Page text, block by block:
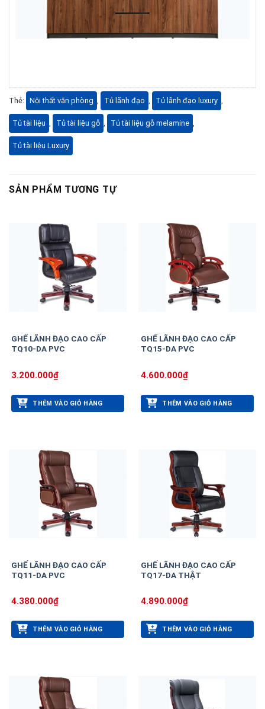
Thẻ: Nội thất văn phòng Tủ lãnh đạo Tủ lãnh đạo luxury
Tủ tài liệu Tủ tài liệu gỗ Tủ tài liệu gỗ melamine
Tủ tài liệu Luxury
SẢN PHẨM TƯƠNG TỰ
GHẾ LÃNH ĐẠO CAO CẤP
TQ10-DA PVC
3.200.000₫
THÊM VÀO GIỎ HÀNG
GHẾ LÃNH ĐẠO CAO CẤP
TQ15-DA PVC
4.600.000₫
THÊM VÀO GIỎ HÀNG
GHẾ LÃNH ĐẠO CAO CẤP
TQ11-DA PVC
4.380.000₫
THÊM VÀO GIỎ HÀNG
GHẾ LÃNH ĐẠO CAO CẤP
TQ17-DA THẬT
4.890.000₫
THÊM VÀO GIỎ HÀNG